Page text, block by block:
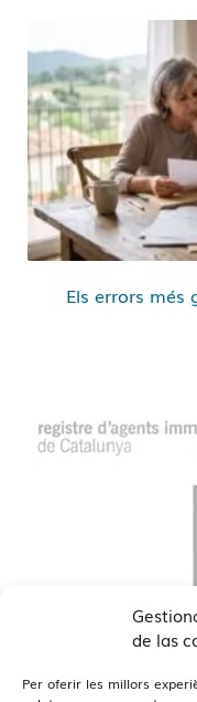
de las
Per oferir les millors
Els errors més